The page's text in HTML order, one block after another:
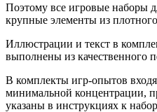
Поэтому все игровые наборы
крупные элементы из
Иллюстрации и текст в
выполнены из качественного
В комплекты игр-опытов
минимальной концентрации,
указаны в инструкциях к